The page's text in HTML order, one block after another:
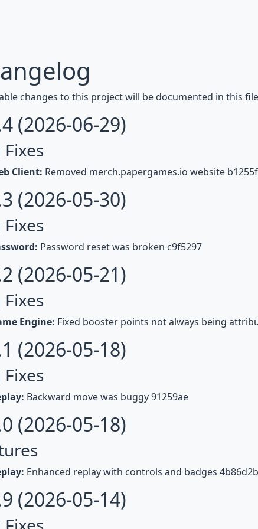
changes to this project will be documented in this
(2026-06-29)
Fixes
Client: Removed merch.papergames.io website
(2026-05-30)
Fixes
Password reset was broken c9f5297
(2026-05-21)
Fixes
Engine: Fixed booster points not always being
(2026-05-18)
Fixes
Backward move was buggy 91259ae
(2026-05-18)
Enhanced replay with controls and badges 4b86d2b
(2026-05-14)